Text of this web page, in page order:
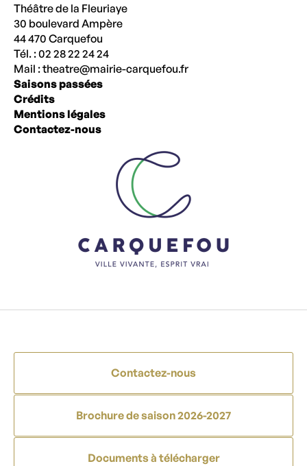
Théâtre de la Fleuriaye
30 boulevard Ampère
44 470 Carquefou
Tél. : 02 28 22 24 24
Mail :theatre@mairie-carquefou.fr
Saisons passées
Crédits
Mentions légales
Contactez-nous
Contactez-nous
Brochure de saison 2026-2027
Documents à télécharger